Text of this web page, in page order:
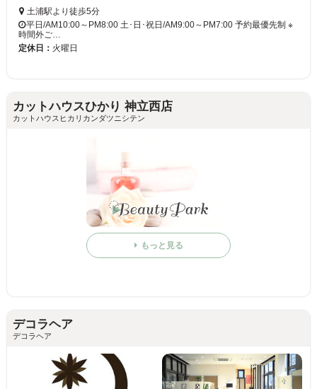
土浦駅より徒歩5分
平日/AM10:00～PM8:00 土･日･祝日/AM9:00～PM7:00 予約最優先制 ※
時間外ご…
定休日： 火曜日
カットハウスひかり 神立西店
カットハウスヒカリカンダツニシテン
もっと見る
デコラヘア
デコラヘア